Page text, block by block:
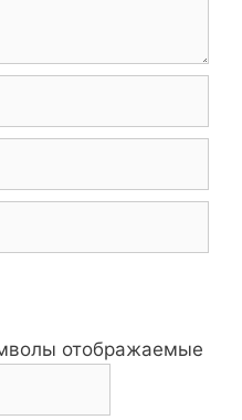
отображаемые